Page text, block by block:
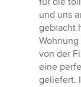
und uns
gebracht
von der
eine
geliefert.